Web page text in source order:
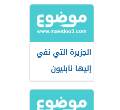
الجزيرة التي نفي
إليها نابليون